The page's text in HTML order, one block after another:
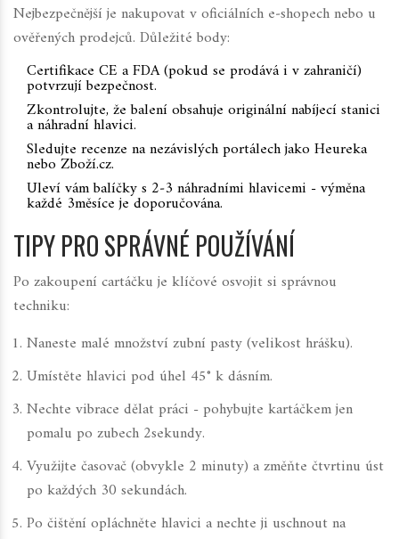
Nejbezpečnější je nakupovat v oficiálních e‑shopech nebo u
ověřených prodejců. Důležité body:
Certifikace CE a FDA (pokud se prodává i v zahraničí)
potvrzují bezpečnost.
Zkontrolujte, že balení obsahuje originální nabíjecí stanici
a náhradní hlavici.
Sledujte recenze na nezávislých portálech jako Heureka
nebo Zboží.cz.
Uleví vám balíčky s 2‑3 náhradními hlavicemi - výměna
každé 3měsíce je doporučována.
TIPY PRO SPRÁVNÉ POUŽÍVÁNÍ
Po zakoupení cartáčku je klíčové osvojit si správnou
techniku:
Naneste malé množství zubní pasty (velikost hrášku).
Umístěte hlavici pod úhel 45° k dásním.
Nechte vibrace dělat práci - pohybujte kartáčkem jen
pomalu po zubech 2sekundy.
Využijte časovač (obvykle 2 minuty) a změňte čtvrtinu úst
po každých 30 sekundách.
Po čištění opláchněte hlavici a nechte ji uschnout na